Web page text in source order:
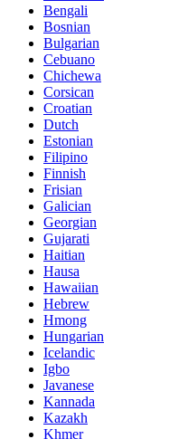
Bengali
Bosnian
Bulgarian
Cebuano
Chichewa
Corsican
Croatian
Dutch
Estonian
Filipino
Finnish
Frisian
Galician
Georgian
Gujarati
Haitian
Hausa
Hawaiian
Hebrew
Hmong
Hungarian
Icelandic
Igbo
Javanese
Kannada
Kazakh
Khmer